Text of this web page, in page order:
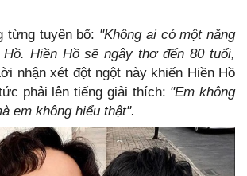
từng tuyên bố: "Không ai có một năng
Hiền Hồ sẽ ngây thơ đến 80 tuổi,
nhận xét đột ngột này khiến Hiền Hồ
phải lên tiếng giải thích: "Em không
em không hiểu thật".